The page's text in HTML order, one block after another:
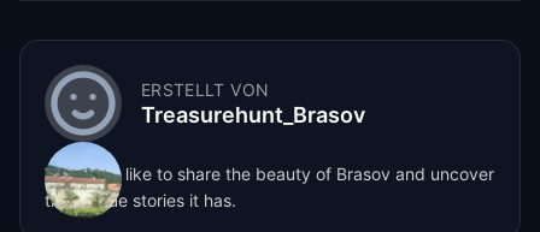
ERSTELLT VON
Treasurehunt_Brasov
We would like to share the beauty of Brasov and uncover
the unique stories it has.